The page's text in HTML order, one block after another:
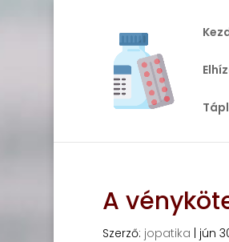
A
Szerző: jopatika jún